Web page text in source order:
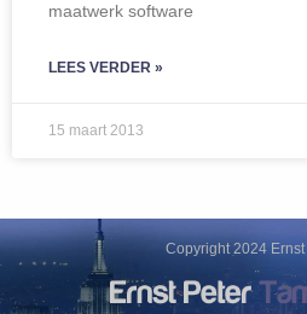
maatwerk software
LEES VERDER »
15 maart 2013
Copyright 2024